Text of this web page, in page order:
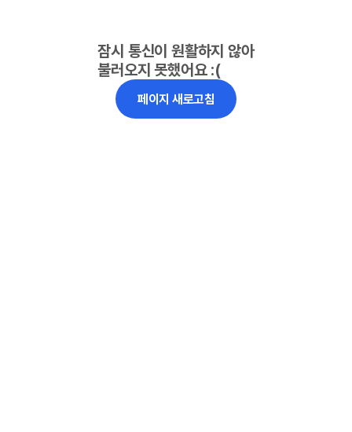
잠시 통신이 원활하지 않아
불러오지 못했어요 :(
페이지 새로고침